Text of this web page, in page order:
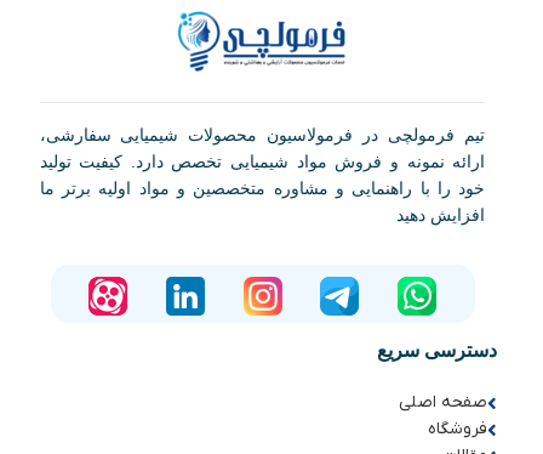
تیم فرمولچی در فرمولاسیون محصولات شیمیایی سفارشی،
ارائه نمونه و فروش مواد شیمیایی تخصص دارد. کیفیت تولید
خود را با راهنمایی و مشاوره متخصصین و مواد اولیه برتر ما
افزایش دهید
دسترسی سریع
صفحه اصلی
فروشگاه